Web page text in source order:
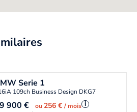
Serie 1
109ch Business Design DKG7
900€ ou256 €/ mois i